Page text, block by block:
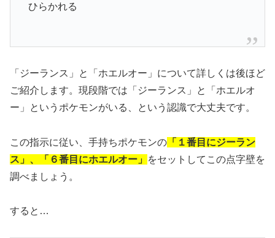
ひらかれる
「ジーランス」と「ホエルオー」について詳しくは後ほど
ご紹介します。現段階では「ジーランス」と「ホエルオ
ー」というポケモンがいる、という認識で大丈夫です。
この指示に従い、手持ちポケモンの 「１番目にジーラン
ス」、「６番目にホエルオー」
をセットしてこの点字壁を
調べましょう。
すると…